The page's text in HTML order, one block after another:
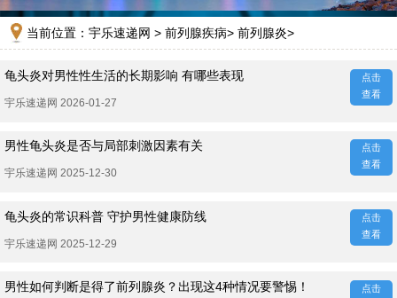
当前位置： 宇乐速递网 > 前列腺疾病> 前列腺炎>
点击
查看
龟头炎对男性性生活的长期影响 有哪些表现
宇乐速递网 2026-01-27
点击
查看
男性龟头炎是否与局部刺激因素有关
宇乐速递网 2025-12-30
点击
查看
龟头炎的常识科普 守护男性健康防线
宇乐速递网 2025-12-29
点击
男性如何判断是得了前列腺炎？出现这4种情况要警惕！